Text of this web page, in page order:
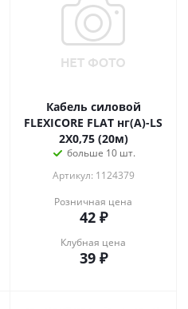
Кабель силовой
FLEXICORE FLAT нг(А)-LS
2X0,75 (20м)
больше 10 шт.
Артикул: 1124379
Розничная цена
42₽
Клубная цена
39₽